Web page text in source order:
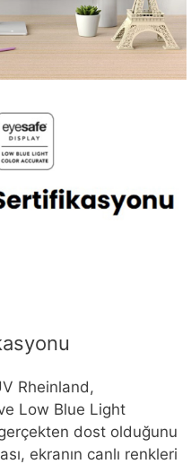
Rheinland,
Low Blue Light
dost olduğunu
ekranın canlı renkleri